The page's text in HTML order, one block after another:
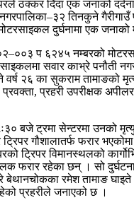
तिनकुने गैरीगाउँ
दुर्घनामा एक
प ६२४५ नम्बरको
सवार काभ्रे पनौती
२६ का सुकराम तामाङको
प्रहरी उपरीक्षक
बजे ट्रमा सेन्टरमा उनको
ट्रिपर गौशालातर्फ फरार
ट्रिपर विमानस्थलको
फरार रहेका छन् । सो
बेथानचोकका रमेश तामाङ
प्रहरीले जनाएको छ ।